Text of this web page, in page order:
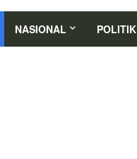
NASIONAL POLITIK